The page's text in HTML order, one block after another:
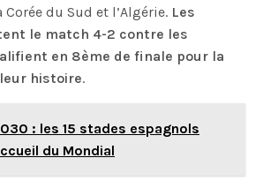
du Sud et l’Algérie. Les
le match 4-2 contre les
en 8ème de finale pour la
histoire.
: les 15 stades espagnols
du Mondial